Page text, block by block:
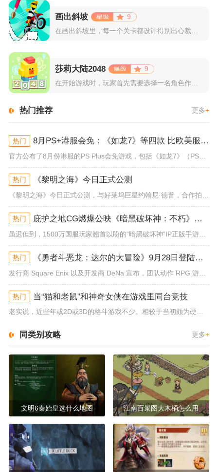
画出斜坡
9
莎莉大陆2048
9
热门推荐 更多+
热门 8月PS+港服会免：《如龙7》等四款 比欧美服多一款
官方公布了8月份港服的PS Plus会免游戏，包括《如龙7》（PS4/PS5）、《小小梦魇》（PS4）、《托尼霍克职业滑...
热门 《黎明之海》今日正式公测
热门 庇护之地CG燃爆公映《暗黑破坏神：不朽》今日全平台上线
虽迟但到，1500万国服玩家翘首以盼的“暗黑破坏神”IP正版手游《暗黑破坏神：不朽》已于今日全平台上线！动作RPG王者再...
热门 《勇者斗恶龙：达尔的大冒险》9月28日登陆苹果谷歌应用商店
发行商 Square Enix 以及开发商 DeNa 宣布，团队动作 RPG 游戏《勇者斗恶龙：达尔的大冒险 魂之绊》将...
热门 当“猫和老鼠”和神奇女侠在游戏里同台竞技
老实说，近些年或2D或3D的格斗游戏不少。相较于当初颇为硬核的难度。如今这类游戏大都以较低的游玩门槛，独特的技能机制吸引...
同类别攻略 更多+
文明6秦始皇选什么地图 江南百景图大木桶怎么用